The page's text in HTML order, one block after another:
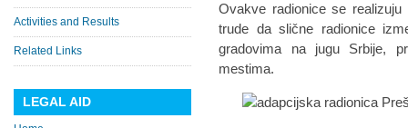
Ovakve radionice se
trude da slične radionice
gradovima na jugu Srbije,
mestima.
Activities and Results
Related Links
LEGAL AID